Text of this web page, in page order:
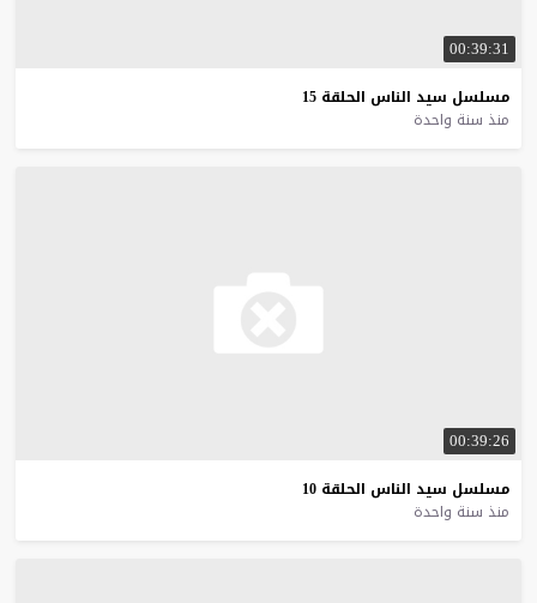
00:39:31
مسلسل سيد الناس الحلقة 15
منذ سنة واحدة
00:39:26
مسلسل سيد الناس الحلقة 10
منذ سنة واحدة